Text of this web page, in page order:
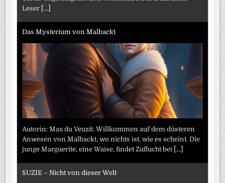
Leser [...]
Das Mysterium von Malbackt
Autorin: Max du Veuzit. Willkommen auf dem düsteren
Anwesen von Malbackt, wo nichts ist, wie es scheint. Die
junge Marguerite, eine Waise, findet Zuflucht bei [...]
SUZIE – Nicht von dieser Welt